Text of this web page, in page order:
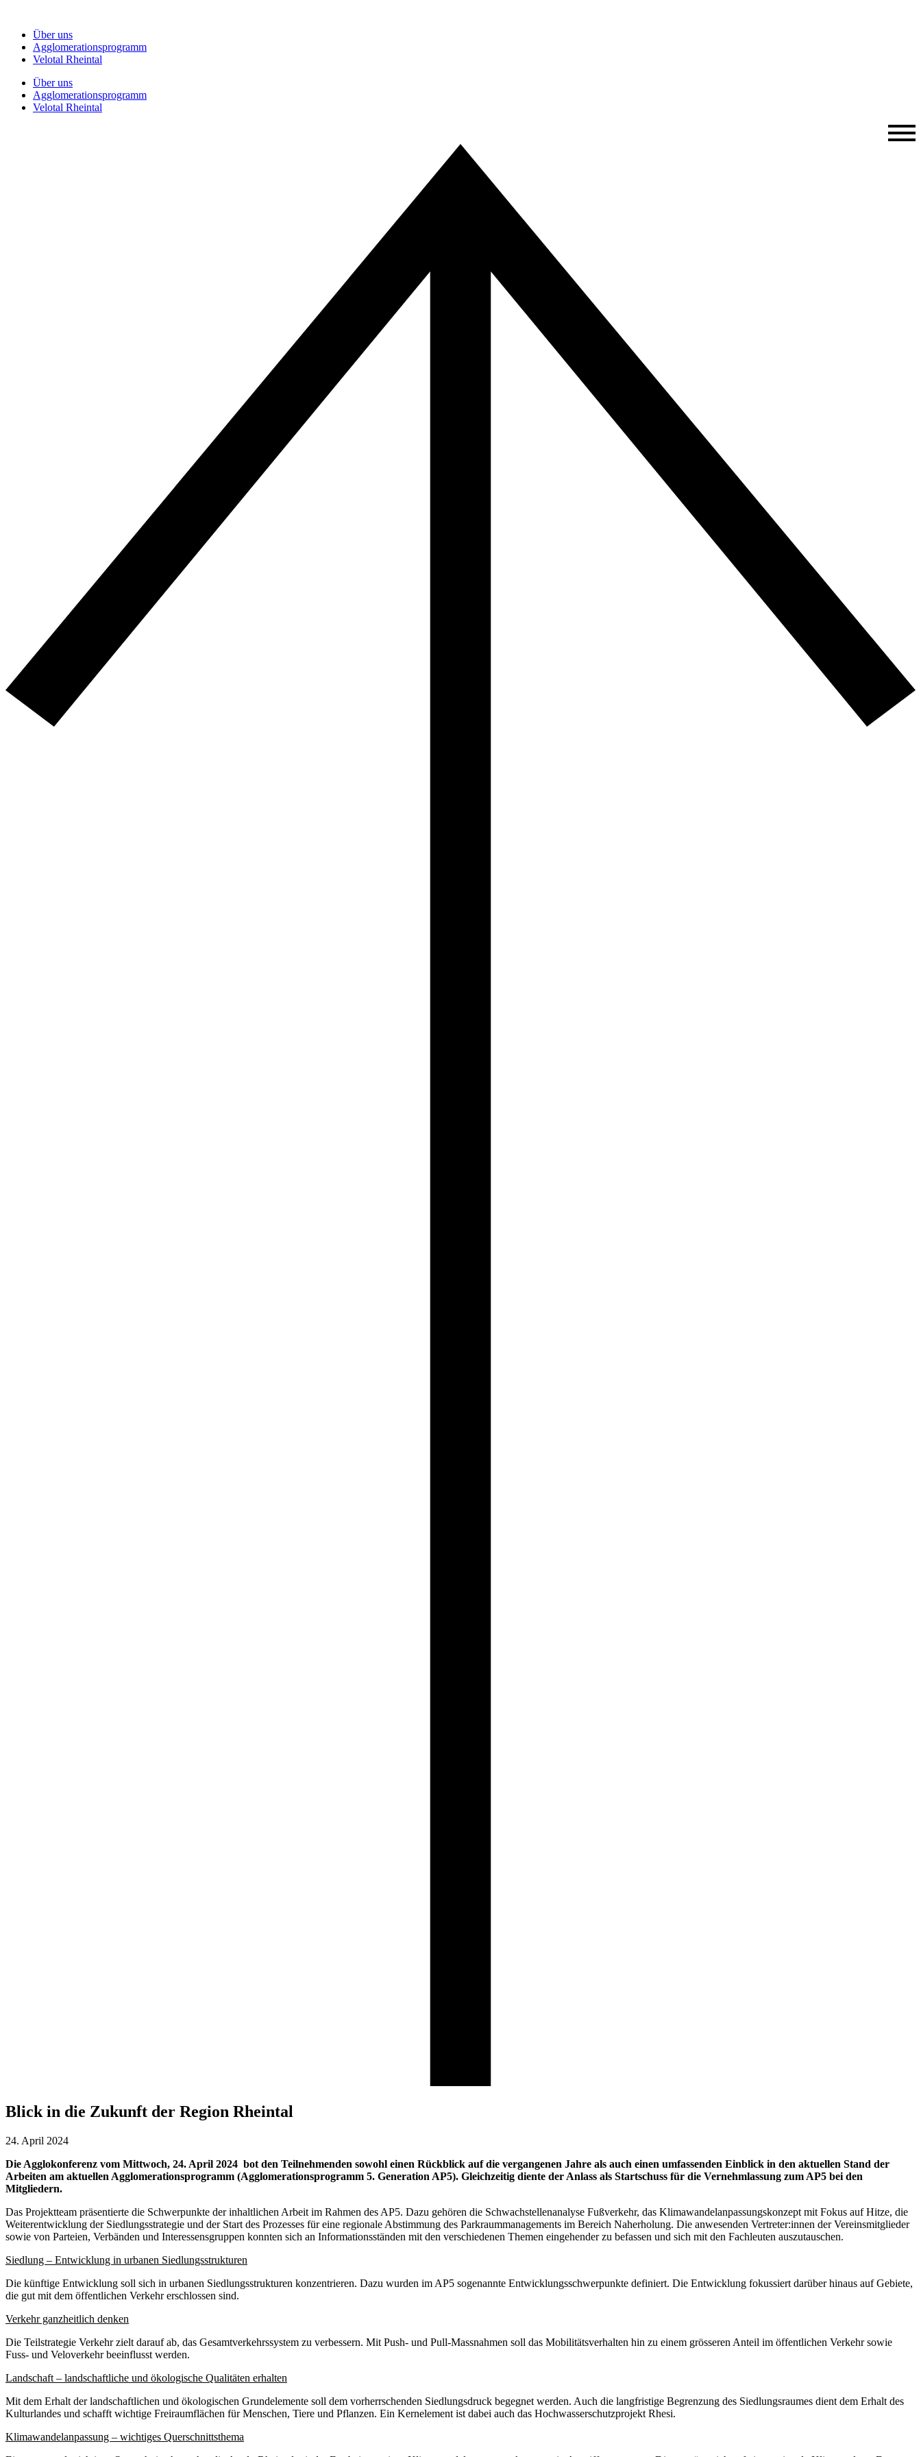
springenÜber uns
Agglomerationsprogramm
Velotal Rheintal
Über uns
Agglomerationsprogramm
Velotal Rheintal
Blick in die Zukunft der Region Rheintal
24. April 2024
Die Agglokonferenz vom Mittwoch, 24. April 2024 bot den Teilnehmenden sowohl einen Rückblick auf die vergangenen Jahre als auch einen umfassenden Einblick in den aktuellen Stand der
Arbeiten am aktuellen Agglomerationsprogramm (Agglomerationsprogramm 5. Generation AP5). Gleichzeitig diente der Anlass als Startschuss für die Vernehmlassung zum AP5 bei den
Mitgliedern.
Das Projektteam präsentierte die Schwerpunkte der inhaltlichen Arbeit im Rahmen des AP5. Dazu gehören die Schwachstellenanalyse Fußverkehr, das Klimawandelanpassungskonzept mit Fokus auf Hitze, die
Weiterentwicklung der Siedlungsstrategie und der Start des Prozesses für eine regionale Abstimmung des Parkraummanagements im Bereich Naherholung. Die anwesenden Vertreter:innen der Vereinsmitglieder
sowie von Parteien, Verbänden und Interessensgruppen konnten sich an Informationsständen mit den verschiedenen Themen eingehender zu befassen und sich mit den Fachleuten auszutauschen.
Siedlung – Entwicklung in urbanen Siedlungsstrukturen
Die künftige Entwicklung soll sich in urbanen Siedlungsstrukturen konzentrieren. Dazu wurden im AP5 sogenannte Entwicklungsschwerpunkte definiert. Die Entwicklung fokussiert darüber hinaus auf Gebiete,
die gut mit dem öffentlichen Verkehr erschlossen sind.
Verkehr ganzheitlich denken
Die Teilstrategie Verkehr zielt darauf ab, das Gesamtverkehrssystem zu verbessern. Mit Push- und Pull-Massnahmen soll das Mobilitätsverhalten hin zu einem grösseren Anteil im öffentlichen Verkehr sowie
Fuss- und Veloverkehr beeinflusst werden.
Landschaft – landschaftliche und ökologische Qualitäten erhalten
Mit dem Erhalt der landschaftlichen und ökologischen Grundelemente soll dem vorherrschenden Siedlungsdruck begegnet werden. Auch die langfristige Begrenzung des Siedlungsraumes dient dem Erhalt des
Kulturlandes und schafft wichtige Freiraumflächen für Menschen, Tiere und Pflanzen. Ein Kernelement ist dabei auch das Hochwasserschutzprojekt Rhesi.
Klimawandelanpassung – wichtiges Querschnittsthema